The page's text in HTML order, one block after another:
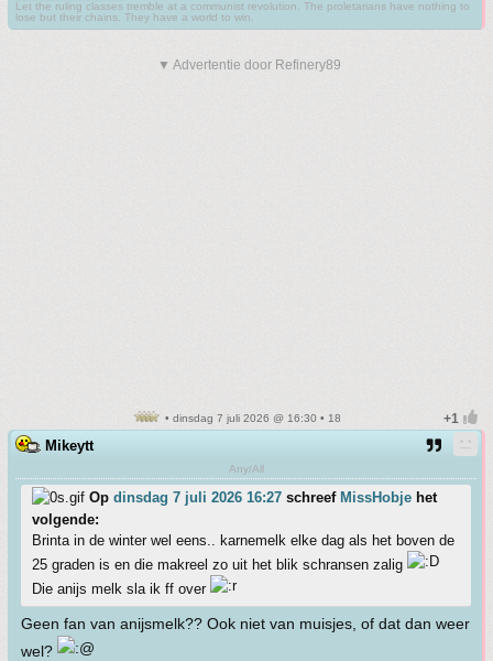
Let the ruling classes tremble at a communist revolution. The proletarians have nothing to
lose but their chains. They have a world to win.
▼ Advertentie door Refinery89
• dinsdag 7 juli 2026 @ 16:30 • 18
Mikeytt
Any/All
Op dinsdag 7 juli 2026 16:27 schreef MissHobje het
volgende:
Brinta in de winter wel eens.. karnemelk elke dag als het boven de
25 graden is en die makreel zo uit het blik schransen zalig
Die anijs melk sla ik ff over
Geen fan van anijsmelk?? Ook niet van muisjes, of dat dan weer
wel?